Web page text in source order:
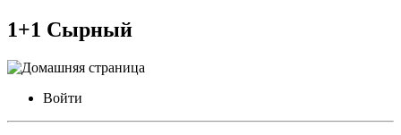
1+1 Сырный
Войти